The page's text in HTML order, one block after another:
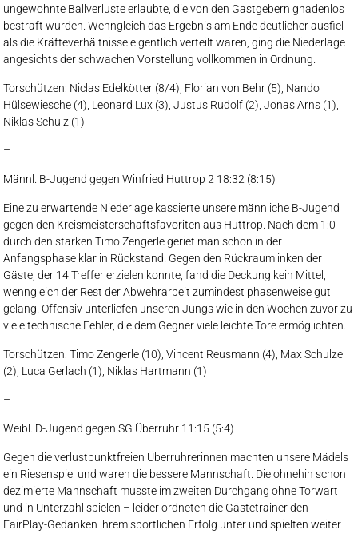
ungewohnte Ballverluste erlaubte, die von den Gastgebern gnadenlos
bestraft wurden. Wenngleich das Ergebnis am Ende deutlicher ausfiel
als die Kräfteverhältnisse eigentlich verteilt waren, ging die Niederlage
angesichts der schwachen Vorstellung vollkommen in Ordnung.
Torschützen: Niclas Edelkötter (8/4), Florian von Behr (5), Nando
Hülsewiesche (4), Leonard Lux (3), Justus Rudolf (2), Jonas Arns (1),
Niklas Schulz (1)
–
Männl. B-Jugend gegen Winfried Huttrop 2 18:32 (8:15)
Eine zu erwartende Niederlage kassierte unsere männliche B-Jugend
gegen den Kreismeisterschaftsfavoriten aus Huttrop. Nach dem 1:0
durch den starken Timo Zengerle geriet man schon in der
Anfangsphase klar in Rückstand. Gegen den Rückraumlinken der
Gäste, der 14 Treffer erzielen konnte, fand die Deckung kein Mittel,
wenngleich der Rest der Abwehrarbeit zumindest phasenweise gut
gelang. Offensiv unterliefen unseren Jungs wie in den Wochen zuvor zu
viele technische Fehler, die dem Gegner viele leichte Tore ermöglichten.
Torschützen: Timo Zengerle (10), Vincent Reusmann (4), Max Schulze
(2), Luca Gerlach (1), Niklas Hartmann (1)
–
Weibl. D-Jugend gegen SG Überruhr 11:15 (5:4)
Gegen die verlustpunktfreien Überruhrerinnen machten unsere Mädels
ein Riesenspiel und waren die bessere Mannschaft. Die ohnehin schon
dezimierte Mannschaft musste im zweiten Durchgang ohne Torwart
und in Unterzahl spielen – leider ordneten die Gästetrainer den
FairPlay-Gedanken ihrem sportlichen Erfolg unter und spielten weiter